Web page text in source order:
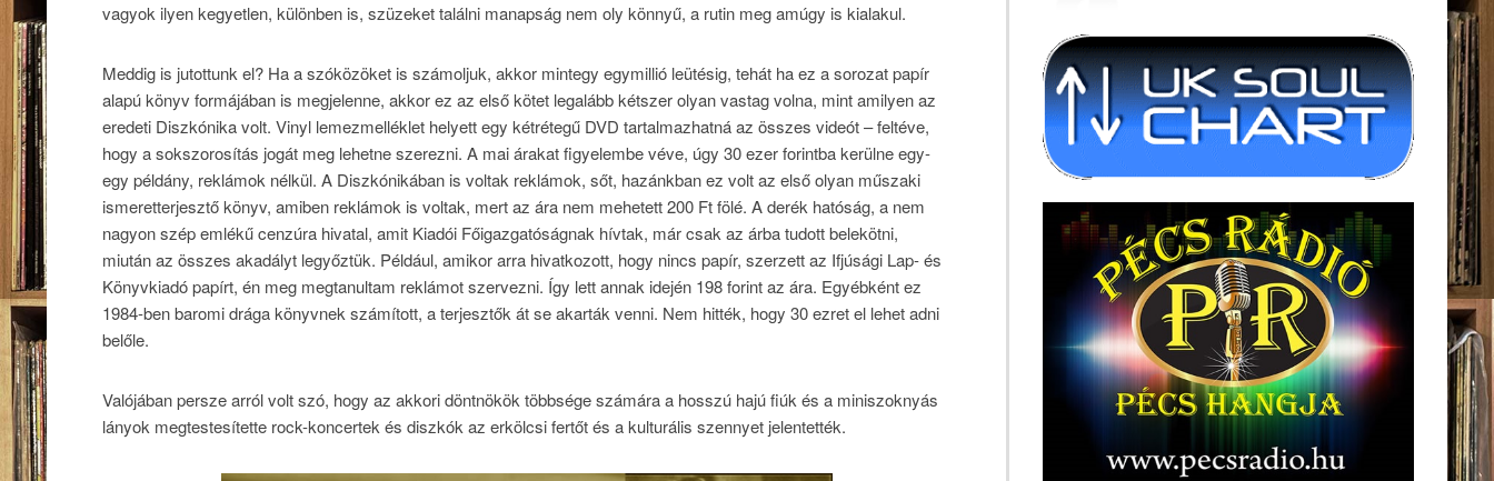
vagyok ilyen kegyetlen, különben is, szüzeket találni manapság nem oly könnyű, a rutin meg amúgy is kialakul.
Meddig is jutottunk el? Ha a szóközöket is számoljuk, akkor mintegy egymillió leütésig, tehát ha ez a sorozat papír
alapú könyv formájában is megjelenne, akkor ez az első kötet legalább kétszer olyan vastag volna, mint amilyen az
eredeti Diszkónika volt. Vinyl lemezmelléklet helyett egy kétrétegű DVD tartalmazhatná az összes videót – feltéve,
hogy a sokszorosítás jogát meg lehetne szerezni. A mai árakat figyelembe véve, úgy 30 ezer forintba kerülne egy-
egy példány, reklámok nélkül. A Diszkónikában is voltak reklámok, sőt, hazánkban ez volt az első olyan műszaki
ismeretterjesztő könyv, amiben reklámok is voltak, mert az ára nem mehetett 200 Ft fölé. A derék hatóság, a nem
nagyon szép emlékű cenzúra hivatal, amit Kiadói Főigazgatóságnak hívtak, már csak az árba tudott belekötni,
miután az összes akadályt legyőztük. Például, amikor arra hivatkozott, hogy nincs papír, szerzett az Ifjúsági Lap- és
Könyvkiadó papírt, én meg megtanultam reklámot szervezni. Így lett annak idején 198 forint az ára. Egyébként ez
1984-ben baromi drága könyvnek számított, a terjesztők át se akarták venni. Nem hitték, hogy 30 ezret el lehet adni
belőle.
Valójában persze arról volt szó, hogy az akkori döntnökök többsége számára a hosszú hajú fiúk és a miniszoknyás
lányok megtestesítette rock-koncertek és diszkók az erkölcsi fertőt és a kulturális szennyet jelentették.